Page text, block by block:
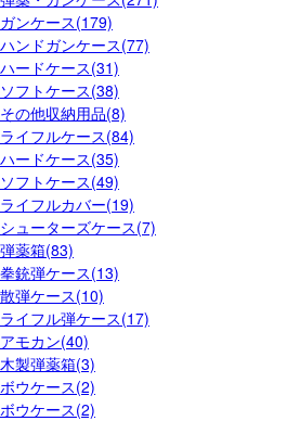
ガンケース(179)
ハンドガンケース(77)
ハードケース(31)
ソフトケース(38)
その他収納用品(8)
ライフルケース(84)
ハードケース(35)
ソフトケース(49)
ライフルカバー(19)
シューターズケース(7)
弾薬箱(83)
拳銃弾ケース(13)
散弾ケース(10)
ライフル弾ケース(17)
アモカン(40)
木製弾薬箱(3)
ボウケース(2)
ボウケース(2)